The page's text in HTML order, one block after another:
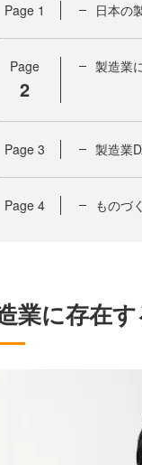
Page 1 日本の
Page
2
製造業
Page 3 製造業
Page 4 ものづ
業に存在